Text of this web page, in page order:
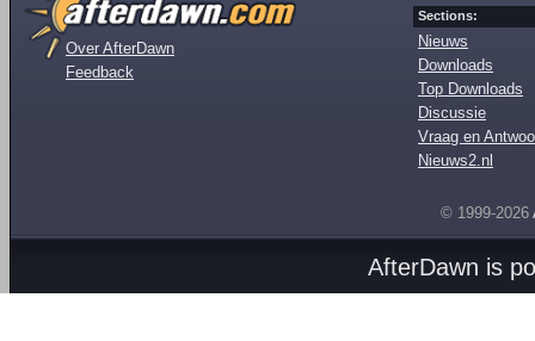
Over AfterDawn
Feedback
Sections:
Nieuws
Downloads
Top Downloads
Discussie
Vraag en
Nieuws2.nl
© 1999-2026
AfterDawn is